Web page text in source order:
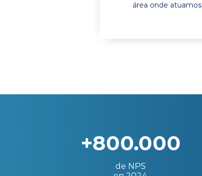
área onde atuamos.
+800.000
de NPS